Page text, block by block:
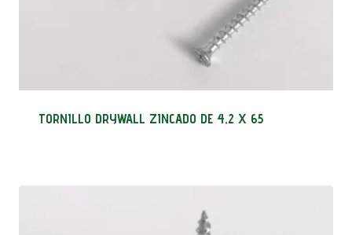
TORNILLO DRYWALL ZINCADO DE 4,2 X 65